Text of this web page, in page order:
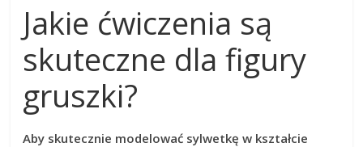
Jakie ćwiczenia są
skuteczne dla figury
gruszki?
Aby skutecznie modelować sylwetkę w kształcie